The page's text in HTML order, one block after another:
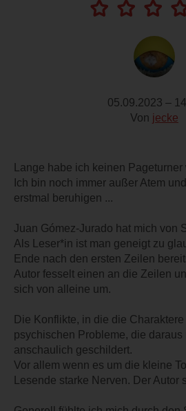
05.09.2023 –
Von jecke
Lange habe ich keinen
Ich bin noch immer außer Atem
erstmal beruhigen ...
Juan Gómez-Jurado hat mich von
Als Leser*in ist man geneigt zu
Ende nach den ersten Zeilen
Autor fesselt einen an die Zeilen
sich von alleine um.
Die Konflikte, in die die
psychischen Probleme, die
anschaulich geschildert.
Vor allem wenn es um die kleine
Lesende starke Nerven. Der Autor